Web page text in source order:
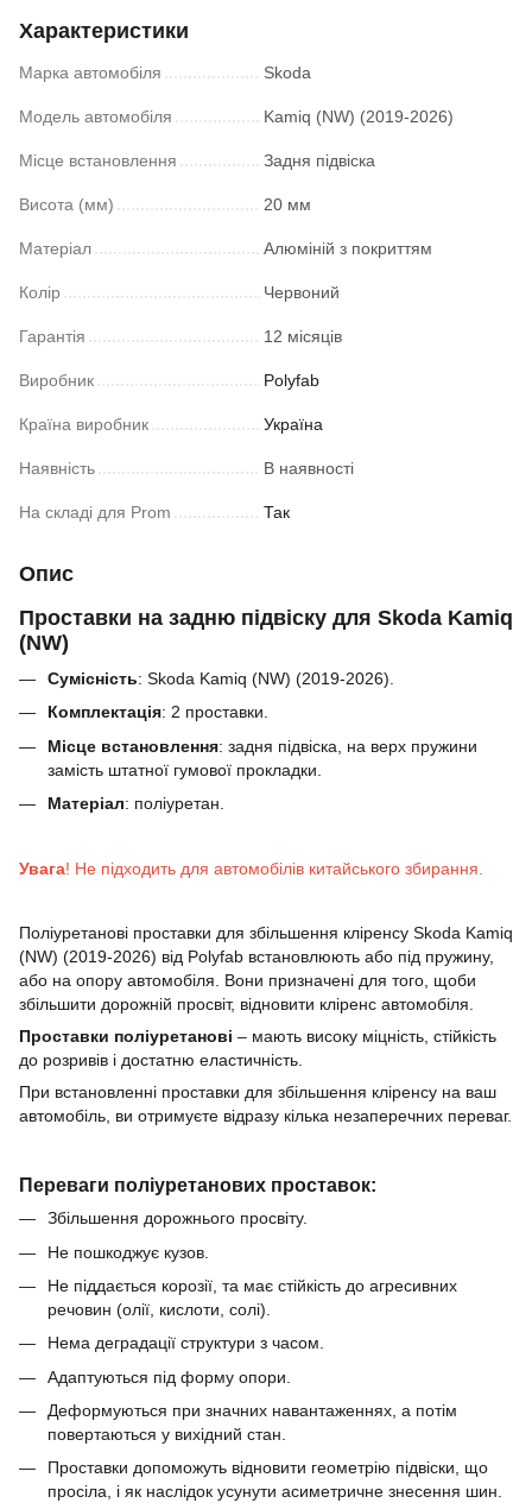
Характеристики
Марка автомобіля Skoda
Модель автомобіля Kamiq (NW) (2019-2026)
Місце встановлення Задня підвіска
Висота (мм) 20 мм
Матеріал Алюміній з покриттям
Колір Червоний
Гарантія 12 місяців
Виробник Polyfab
Країна виробник Україна
Наявність В наявності
На складі для Prom Так
Опис
Проставки на задню підвіску для Skoda Kamiq
(NW)
Сумісність: Skoda Kamiq (NW) (2019-2026).
Комплектація: 2 проставки.
Місце встановлення: задня підвіска, на верх пружини
замість штатної гумової прокладки.
Матеріал: поліуретан.
Увага! Не підходить для автомобілів китайського збирання.
Поліуретанові проставки для збільшення кліренсу Skoda Kamiq
(NW) (2019-2026) від Polyfab встановлюють або під пружину,
або на опору автомобіля. Вони призначені для того, щоби
збільшити дорожній просвіт, відновити кліренс автомобіля.
Проставки поліуретанові – мають високу міцність, стійкість
до розривів і достатню еластичність.
При встановленні проставки для збільшення кліренсу на ваш
автомобіль, ви отримуєте відразу кілька незаперечних переваг.
Переваги поліуретанових проставок:
Збільшення дорожнього просвіту.
Не пошкоджує кузов.
Не піддається корозії, та має стійкість до агресивних
речовин (олії, кислоти, солі).
Нема деградації структури з часом.
Адаптуються під форму опори.
Деформуються при значних навантаженнях, а потім
повертаються у вихідний стан.
Проставки допоможуть відновити геометрію підвіски, що
просіла, і як наслідок усунути асиметричне знесення шин.